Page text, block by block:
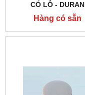
CÓ LỖ - DURAN
Hàng có sẵn